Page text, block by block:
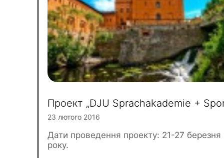
Проект „DJU Sprachakademie +
23 лютого 2016
Дати проведення проекту: 21-27 березня
року.